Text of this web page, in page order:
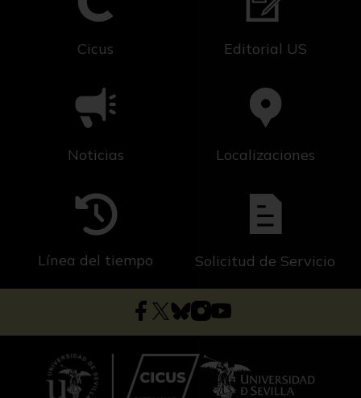
Cicus Editorial US
Noticias Localizaciones
Línea del tiempo Solicitud de Servicio